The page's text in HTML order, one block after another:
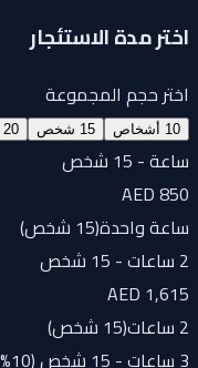
اختر مدة الاستئجار
اختر حجم المجموعة
10 أشخاص 15 شخص 20 شخص
ساعة - 15 شخص
AED 850
ساعة واحدة(15 شخص
AED 1,615
(15 شخص